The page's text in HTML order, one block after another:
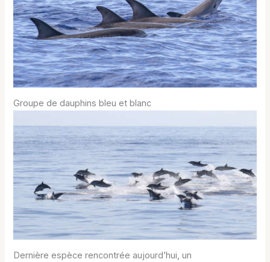
Groupe de dauphins bleu et blanc
Dernière espèce rencontrée aujourd’hui, un